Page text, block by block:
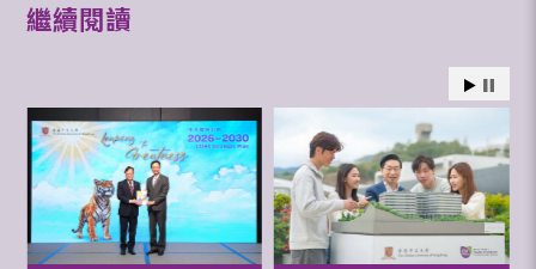
繼續閱讀